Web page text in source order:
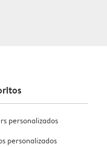
personalizados
personalizados